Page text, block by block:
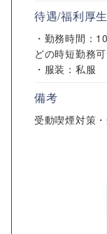
待遇/福利厚生
・勤務時間：
どの時短勤務可
・服装：私服
備考
受動喫煙対策